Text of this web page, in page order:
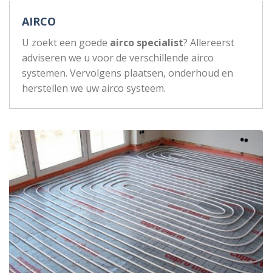
AIRCO
U zoekt een goede airco specialist? Allereerst
adviseren we u voor de verschillende airco
systemen. Vervolgens plaatsen, onderhoud en
herstellen we uw airco systeem.